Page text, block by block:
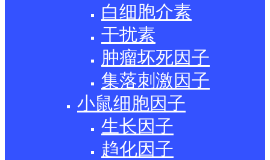
白细胞介素
干扰素
肿瘤坏死因子
集落刺激因子
小鼠细胞因子
生长因子
趋化因子